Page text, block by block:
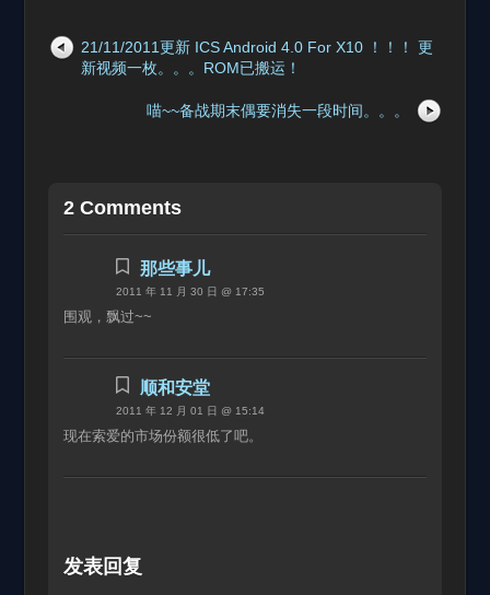
21/11/2011更新 ICS Android 4.0 For X10 ！！！ 更
新视频一枚。。。ROM已搬运！
喵~~备战期末偶要消失一段时间。。。
2 Comments
那些事儿
2011 年 11 月 30 日 @ 17:35
围观，飘过~~
顺和安堂
2011 年 12 月 01 日 @ 15:14
现在索爱的市场份额很低了吧。
发表回复